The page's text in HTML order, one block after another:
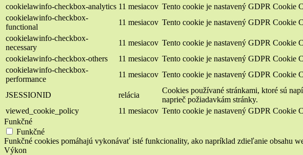
cookielawinfo-checkbox-analytics 11 mesiacov Tento cookie je nastavený GDPR Cookie
cookielawinfo-checkbox-
functional
11 mesiacov Tento cookie je nastavený GDPR Cookie
cookielawinfo-checkbox-
necessary
11 mesiacov Tento cookie je nastavený GDPR Cookie
cookielawinfo-checkbox-others
11 mesiacov Tento cookie je nastavený GDPR Cookie
cookielawinfo-checkbox-
performance
11 mesiacov Tento cookie je nastavený GDPR Cookie
JSESSIONID relácia
Cookies používané stránkami, ktoré sú
naprieč požiadavkám stránky.
viewed_cookie_policy
11 mesiacov Tento cookie je nastavený GDPR Cookie
Funkčné
Funkčné
Funkčné cookies pomáhajú vykonávať isté funkcionality, ako napríklad zdieľanie obsahu
Výkon